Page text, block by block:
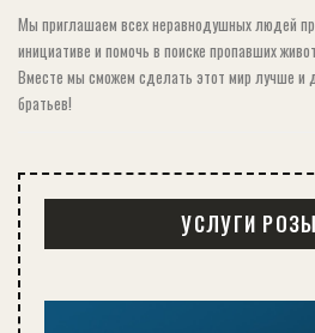
Мы приглашаем всех неравнодушных людей
инициативе и помочь в поиске пропавших
Вместе мы сможем сделать этот мир лучше и
братьев!
УСЛУГИ